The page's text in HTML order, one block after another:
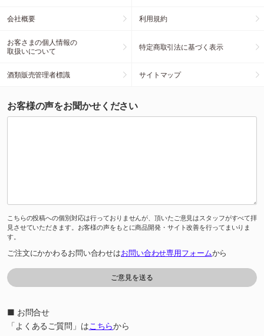
会社概要 利用規約
お客さまの個人情報の
取扱いについて
特定商取引法に基づく表示
酒類販売管理者標識 サイトマップ
お客様の声をお聞かせください
こちらの投稿への個別対応は行っておりませんが、頂いたご意見はスタッフがすべて拝
見させていただきます。お客様の声をもとに商品開発・サイト改善を行ってまいりま
す。
ご注文にかかわるお問い合わせはお問い合わせ専用フォームから
■ お問合せ
「よくあるご質問」はこちらから